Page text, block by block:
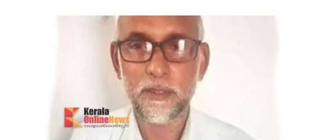
മൃതദേഹം തിരുവനന്തപുരത്തെ